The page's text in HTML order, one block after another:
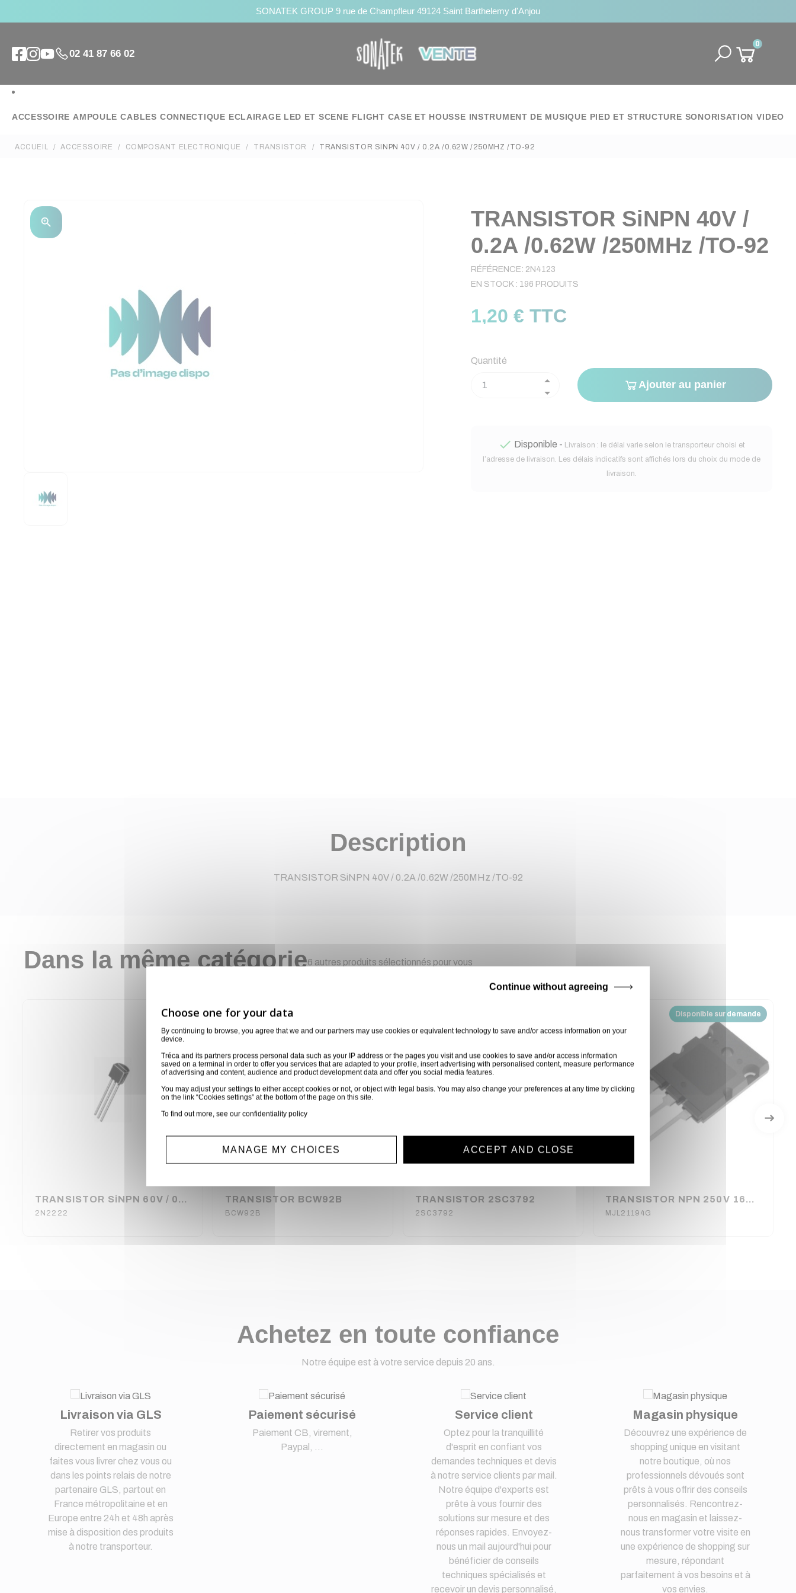
SONATEK GROUP 9 rue de Champfleur 49124 Saint Barthelemy d'Anjou
02 41 87 66 02
0
ACCESSOIRE AMPOULE CABLES CONNECTIQUE ECLAIRAGE LED ET SCENE FLIGHT CASE ET HOUSSE INSTRUMENT DE MUSIQUE PIED ET STRUCTURE SONORISATION VIDEO
ACCUEIL ACCESSOIRE COMPOSANT ELECTRONIQUE TRANSISTOR TRANSISTOR SINPN 40V / 0.2A /0.62W /250MHZ /TO-92
zoom_in
TRANSISTOR SiNPN 40V /
0.2A /0.62W /250MHz /TO-92
RÉFÉRENCE: 2N4123
EN STOCK : 196 PRODUITS
1,20 € TTC
Quantité
Ajouter au panier
 Disponible - Livraison : le délai varie selon le transporteur choisi et
l’adresse de livraison. Les délais indicatifs sont affichés lors du choix du mode de
livraison.
Description
TRANSISTOR SiNPN 40V / 0.2A /0.62W /250MHz /TO-92
Dans la même catégorie6 autres produits sélectionnés pour vous
TRANSISTOR SiNPN 60V / 0.8A / 0.5W / 250MHz /TO-92
2N2222
TRANSISTOR BCW92B
BCW92B
TRANSISTOR 2SC3792
2SC3792
Disponible sur demande
TRANSISTOR NPN 250V 16A 200W TO264
MJL21194G
Achetez en toute confiance
Notre équipe est à votre service depuis 20 ans.
Livraison via GLS
Retirer vos produits
directement en magasin ou
faites vous livrer chez vous ou
dans les points relais de notre
partenaire GLS, partout en
France métropolitaine et en
Europe entre 24h et 48h après
mise à disposition des produits
à notre transporteur.
Paiement sécurisé
Paiement CB, virement,
Paypal, ...
Service client
Optez pour la tranquillité
d'esprit en confiant vos
demandes techniques et devis
à notre service clients par mail.
Notre équipe d'experts est
prête à vous fournir des
solutions sur mesure et des
réponses rapides. Envoyez-
nous un mail aujourd'hui pour
bénéficier de conseils
techniques spécialisés et
recevoir un devis personnalisé,
Magasin physique
Découvrez une expérience de
shopping unique en visitant
notre boutique, où nos
professionnels dévoués sont
prêts à vous offrir des conseils
personnalisés. Rencontrez-
nous en magasin et laissez-
nous transformer votre visite en
une expérience de shopping sur
mesure, répondant
parfaitement à vos besoins et à
vos envies.
By continuing to browse, you agree that we and our partners may use cookies or equivalent technology to save and/or access information on your
device.
Tréca and its partners process personal data such as your IP address or the pages you visit and use cookies to save and/or access information
saved on a terminal in order to offer you services that are adapted to your profile, insert advertising with personalised content, measure performance
of advertising and content, audience and product development data and offer you social media features.
You may adjust your settings to either accept cookies or not, or object with legal basis. You may also change your preferences at any time by clicking
on the link “Cookies settings” at the bottom of the page on this site.
To find out more, see our confidentiality policy
Continue without agreeing
MANAGE MY CHOICES ACCEPT AND CLOSE